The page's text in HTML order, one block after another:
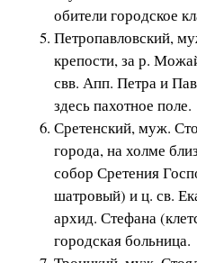
обители городское
Петропавловский,
крепости, за р.
свв. Апп. Петра и
здесь пахотное поле.
Сретенский, муж.
города, на холме
собор Сретения
шатровый) и ц. св.
архид. Стефана
городская больница.